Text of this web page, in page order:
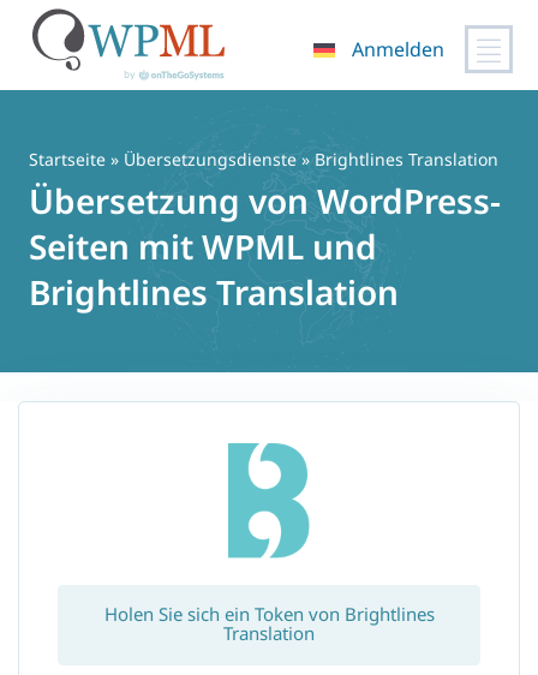
springen
Anmelden
Startseite » Übersetzungsdienste » Brightlines Translation
Übersetzung von WordPress-
Seiten mit WPML und
Brightlines Translation
Holen Sie sich ein Token von Brightlines
Translation